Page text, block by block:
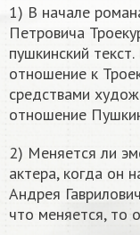
1) В начале
Петровича
пушкинский
отношение к
средствами
отношение
2) Меняется ли
актера, когда он
Андрея
что меняется, то